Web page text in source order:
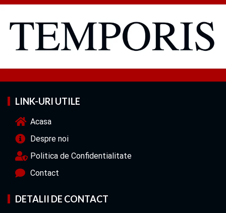
LINK-URI UTILE
Acasa
Despre noi
Politica de Confidentialitate
Contact
DETALII DE CONTACT